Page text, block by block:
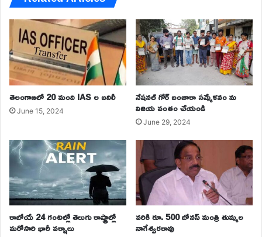
తెలంగాణలో 20 మంది IAS ల బదిలీ
June 15, 2024
నేషనల్ గోర్ బంజారా సమ్మేళనం ను
విజయ వంతం చేయండి
June 29, 2024
రాబోయే 24 గంటల్లో తెలుగు రాష్ట్రాల్లో
మరోసారి భారీ వర్షాలు
వరికి రూ. 500 బోనస్‌ మంత్రి తుమ్మల
నాగేశ్వరరావు